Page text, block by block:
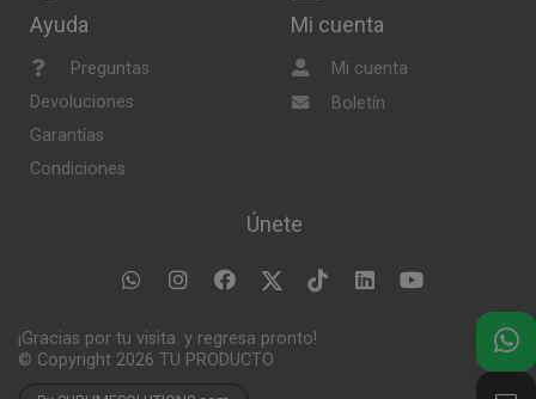
Ayuda
Preguntas
Devoluciones
Garantías
Condiciones
Mi cuenta
Mi cuenta
Boletín
Únete
¡Gracias por tu visita. y regresa pronto!
© Copyright 2026 TU PRODUCTO